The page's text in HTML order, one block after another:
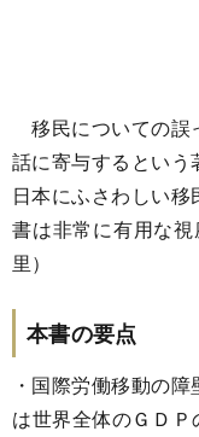
移民についての誤
話に寄与するという
日本にふさわしい
書は非常に有用な
里）
本書の要点
・国際労働移動の
は世界全体のＧＤ